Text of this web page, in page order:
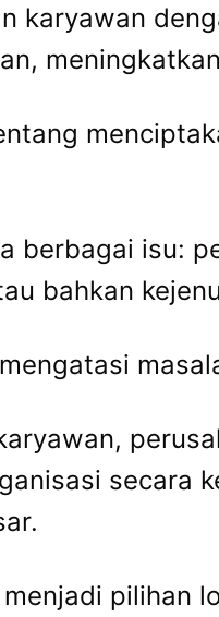
karyawan
berbagai isu:
bahkan
secara
pilihan